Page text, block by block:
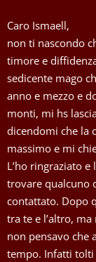
Caro Ismaell,
non ti nascondo
timore e
sedicente mago
anno e mezzo e
monti, mi hs
dicendomi che la
massimo e mi
L’ho ringraziato
trovare qualcuno
contattato. Dopo
tra te e l’altro,
non pensavo che
tempo. Infatti tolti